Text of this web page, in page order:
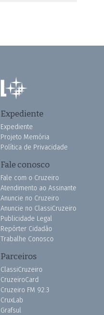
Expediente
Expediente
Projeto Memória
Política de Privacidade
Fale conosco
Fale com o Cruzeiro
Atendimento ao Assinante
Anuncie no Cruzeiro
Anuncie no ClassiCruzeiro
Publicidade Legal
Repórter Cidadão
Trabalhe Conosco
Parceiros
ClassiCruzeiro
CruzeiroCard
Cruzeiro FM 92.3
CruxLab
Grafsul